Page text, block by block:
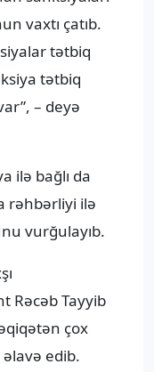
vaxtı çatıb.
tətbiq
tətbiq
– deyə
ilə bağlı da
rəhbərliyi ilə
vurğulayıb.
Rəcəb Tayyib
çox
əlavə edib.